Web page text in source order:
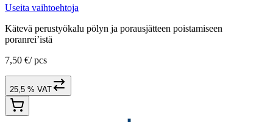
Useita vaihtoehtoja
Kätevä perustyökalu pölyn ja porausjätteen poistamiseen
poranrei’istä
7,50 €/ pcs
25,5 % VAT